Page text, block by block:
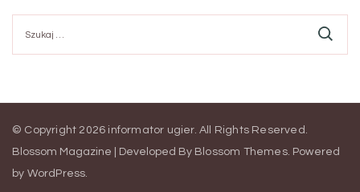
© Copyright 2026 informator ugier. All Rights Reserved.
Blossom Magazine | Developed By Blossom Themes. Powered
by WordPress.